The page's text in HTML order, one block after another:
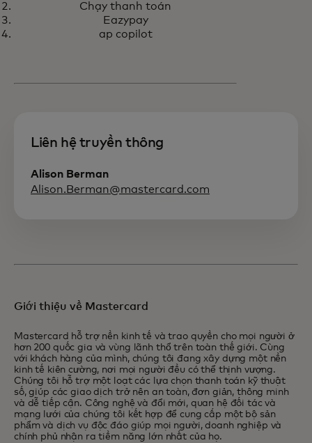
Chạy thanh toán
Eazypay
ap copilot
Liên hệ truyền thông
Alison Berman
Alison.Berman@mastercard.com
Giới thiệu về Mastercard
Mastercard hỗ trợ nền kinh tế và trao quyền cho mọi người ở
hơn 200 quốc gia và vùng lãnh thổ trên toàn thế giới. Cùng
với khách hàng của mình, chúng tôi đang xây dựng một nền
kinh tế kiên cường, nơi mọi người đều có thể thịnh vượng.
Chúng tôi hỗ trợ một loạt các lựa chọn thanh toán kỹ thuật
số, giúp các giao dịch trở nên an toàn, đơn giản, thông minh
và dễ tiếp cận. Công nghệ và đổi mới, quan hệ đối tác và
mạng lưới của chúng tôi kết hợp để cung cấp một bộ sản
phẩm và dịch vụ độc đáo giúp mọi người, doanh nghiệp và
chính phủ nhận ra tiềm năng lớn nhất của họ.